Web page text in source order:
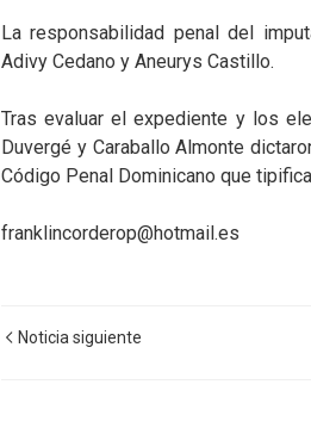
La responsabilidad penal del
Adivy Cedano y Aneurys Castillo.
Tras evaluar el expediente y los
Duvergé y Caraballo Almonte
Código Penal Dominicano que
franklincorderop@hotmail.es
Noticia siguiente